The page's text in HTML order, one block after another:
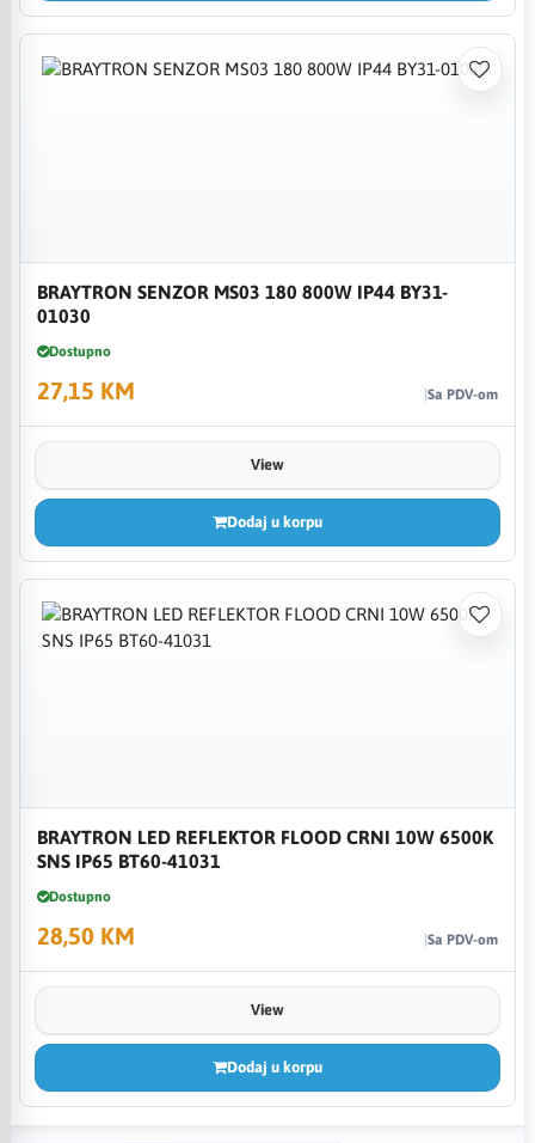
BRAYTRON SENZOR MS03 180 800W IP44 BY31-
01030
Dostupno
27,15 KM Sa PDV-om
View
Dodaj u korpu
BRAYTRON LED REFLEKTOR FLOOD CRNI 10W 6500K
SNS IP65 BT60-41031
Dostupno
28,50 KM Sa PDV-om
View
Dodaj u korpu